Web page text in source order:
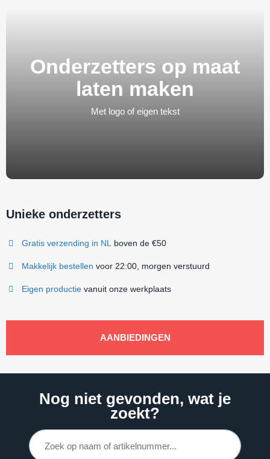
Onderzetters op maat
laten maken
Met logo of eigen tekst
Unieke onderzetters
Gratis verzending in NL boven de €50
Makkelijk bestellen voor 22:00, morgen verstuurd
Eigen productie vanuit onze werkplaats
AANBIEDINGEN
Nog niet gevonden, wat je
zoekt?